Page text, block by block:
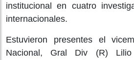
institucional en cuatro
internacionales.
Estuvieron presentes el
Nacional, Gral Div (R) Lilio